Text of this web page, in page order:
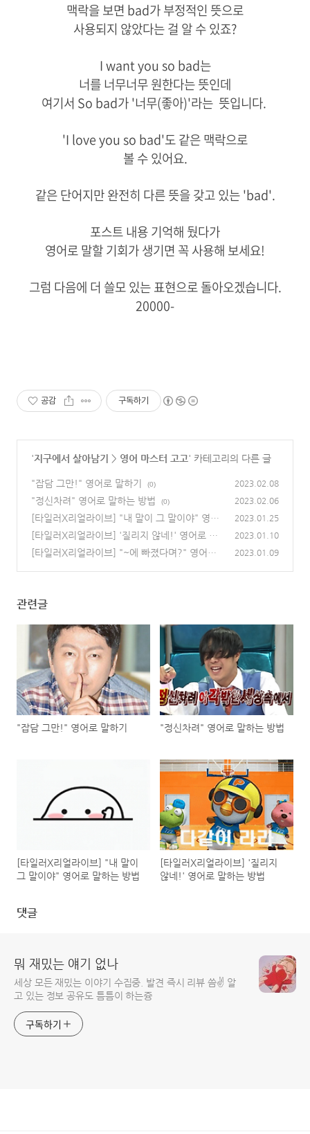
맥락을 보면 bad가 부정적인 뜻으로
사용되지 않았다는 걸 알 수 있죠?
I want you so bad는
너를 너무너무 원한다는 뜻인데
여기서 So bad가 '너무(좋아)'라는 뜻입니다.
'I love you so bad'도 같은 맥락으로
볼 수 있어요.
같은 단어지만 완전히 다른 뜻을 갖고 있는 'bad'.
포스트 내용 기억해 뒀다가
영어로 말할 기회가 생기면 꼭 사용해 보세요!
그럼 다음에 더 쓸모 있는 표현으로 돌아오겠습니다.
20000-
공감 구독하기
'지구에서 살아남기 > 영어 마스터 고고' 카테고리의 다른 글
"잡담 그만!" 영어로 말하기 (0) 2023.02.08
"정신차려" 영어로 말하는 방법 (0) 2023.02.06
[타일러X리얼라이브] "내 말이 그 말이야" 영어
로 말하는 방법
(0)
2023.01.25
[타일러X리얼라이브] '질리지 않네!' 영어로 말
하는 방법
(0)
2023.01.10
[타일러X리얼라이브] "~에 빠졌다며?" 영어로
2023.01.09
관련글
"잡담 그만!" 영어로 말하기 "정신차려" 영어로 말하는 방법
[타일러X리얼라이브] "내 말이
그 말이야" 영어로 말하는 방법
[타일러X리얼라이브] '질리지
않네!' 영어로 말하는 방법
댓글
뭐 재밌는 얘기 없나
세상 모든 재밌는 이야기 수집중. 발견 즉시 리뷰 씀✌️ 알
고 있는 정보 공유도 틈틈이 하는즁
구독하기